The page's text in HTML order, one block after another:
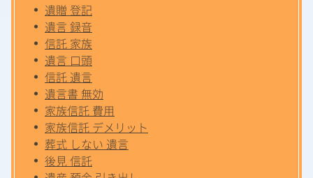
遺贈 登記
遺言 録音
信託 家族
遺言 口頭
信託 遺言
遺言書 無効
家族信託 費用
家族信託 デメリット
葬式 しない 遺言
後見 信託